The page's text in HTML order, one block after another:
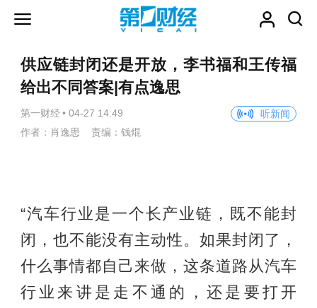
供应链封闭还是开放，李书福和王传福
给出不同答案|有点逸思
第一财经 • 04-27 14:49
听新闻
作者：肖逸思 责编：钱焜
“汽车行业是一个长产业链，既不能封
闭，也不能没有主动性。如果封闭了，
什么事情都自己来做，这条道路从汽车
行业来讲是走不通的，还是要打开